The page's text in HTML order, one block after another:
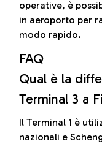
operative, è
in aeroporto per
modo rapido.
FAQ
Qual è la
Terminal 3 a
Il Terminal 1 è
nazionali e